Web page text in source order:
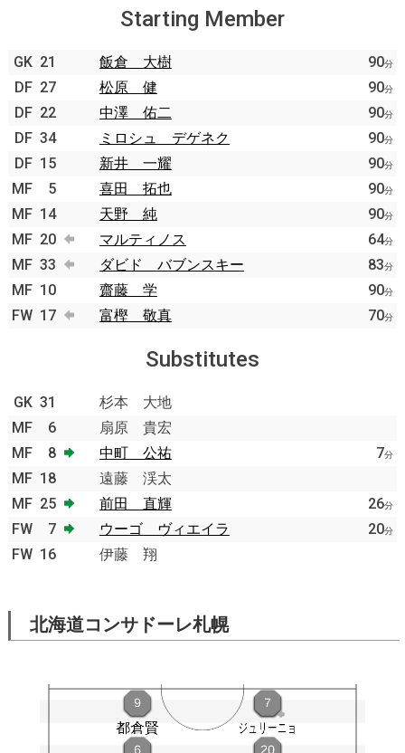
Starting Member
GK 21 飯倉 大樹 90分
DF 27 松原 健 90分
DF 22 中澤 佑二 90分
DF 34 ミロシュ デゲネク 90分
DF 15 新井 一耀 90分
MF 5 喜田 拓也 90分
MF 14 天野 純 90分
MF 20 マルティノス 64分
MF 33 ダビド バブンスキー 83分
MF 10 齋藤 学 90分
FW 17 富樫 敬真 70分
Substitutes
GK 31
杉本 大地
MF
6
扇原 貴宏
MF
8 中町 公祐 7分
MF 18
遠藤 渓太
MF 25 前田 直輝 26分
FW 7 ウーゴ ヴィエイラ 20分
FW 16 伊藤 翔
北海道コンサドーレ札幌